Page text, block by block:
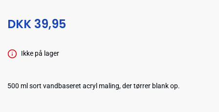
DKK 39,95
Ikke på lager
500 ml sort vandbaseret acryl maling, der tørrer blank op.